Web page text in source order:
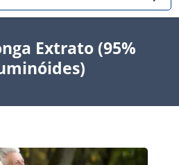
Extrato (95%